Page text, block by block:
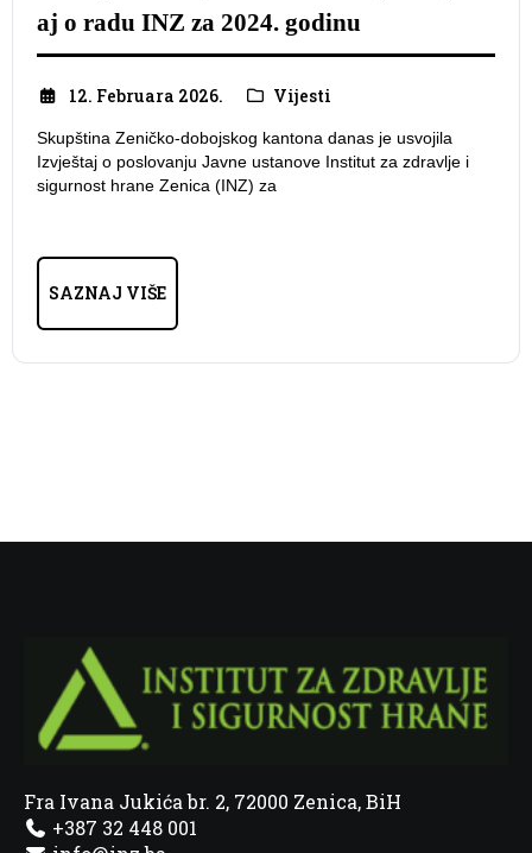
aj o radu INZ za 2024. godinu
12. Februara 2026. Vijesti
Skupština Zeničko-dobojskog kantona danas je usvojila
Izvještaj o poslovanju Javne ustanove Institut za zdravlje i
sigurnost hrane Zenica (INZ) za
SAZNAJ VIŠE
Fra Ivana Jukića br. 2, 72000 Zenica, BiH
+387 32 448 001